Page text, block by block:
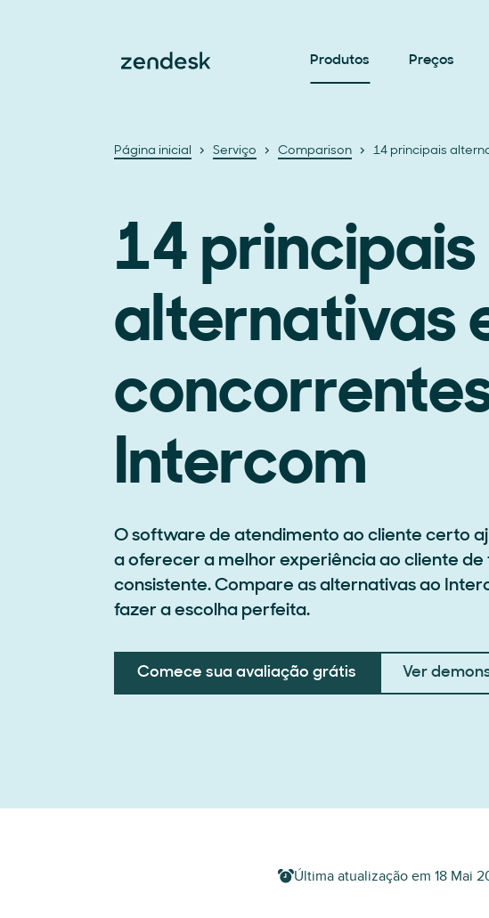
Produtos Preços
Página inicial Serviço Comparison 14 principais
14 principais
alternativas
Intercom
O software de atendimento ao cliente certo
a oferecer a melhor experiência ao cliente de
consistente. Compare as alternativas ao
fazer a escolha perfeita.
Comece sua avaliação grátis Ver
Última atualização em 18 Mai